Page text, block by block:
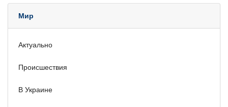
Мир
Актуально
Происшествия
В Украине